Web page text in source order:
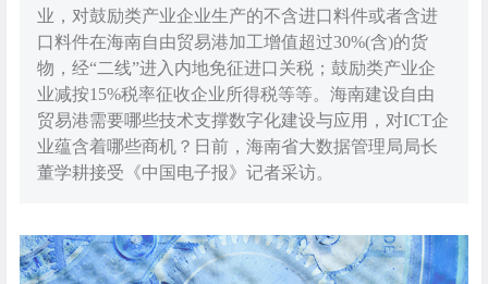
业，对鼓励类产业企业生产的不含进口料件或者含进
口料件在海南自由贸易港加工增值超过30%(含)的货
物，经“二线”进入内地免征进口关税；鼓励类产业企
业减按15%税率征收企业所得税等等。海南建设自由
贸易港需要哪些技术支撑数字化建设与应用，对ICT企
业蕴含着哪些商机？日前，海南省大数据管理局局长
董学耕接受《中国电子报》记者采访。